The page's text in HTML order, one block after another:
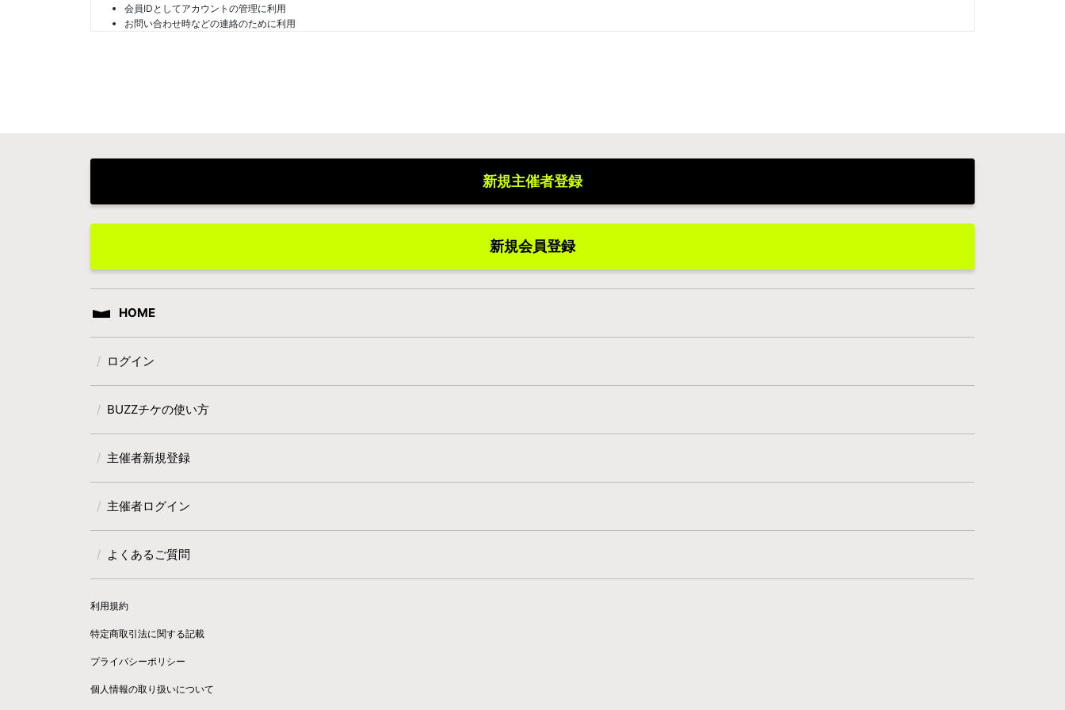
会員IDとしてアカウントの管理に利用
お問い合わせ時などの連絡のために利用
新規主催者登録
新規会員登録
HOME
ログイン
BUZZチケの使い方
主催者新規登録
主催者ログイン
よくあるご質問
利用規約
特定商取引法に関する記載
プライバシーポリシー
個人情報の取り扱いについて